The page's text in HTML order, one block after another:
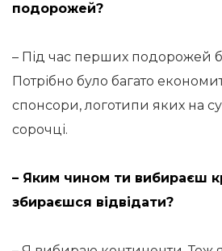
подорожей?
– Під час перших подорожей
Потрібно було багато
спонсори, логотипи яких на
сорочці.
– Яким чином ти вибираєш
збираєшся відвідати?